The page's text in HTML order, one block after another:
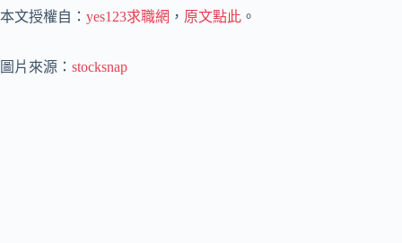
本文授權自： yes123求職網 ， 原文點此 。
圖片來源： stocksnap